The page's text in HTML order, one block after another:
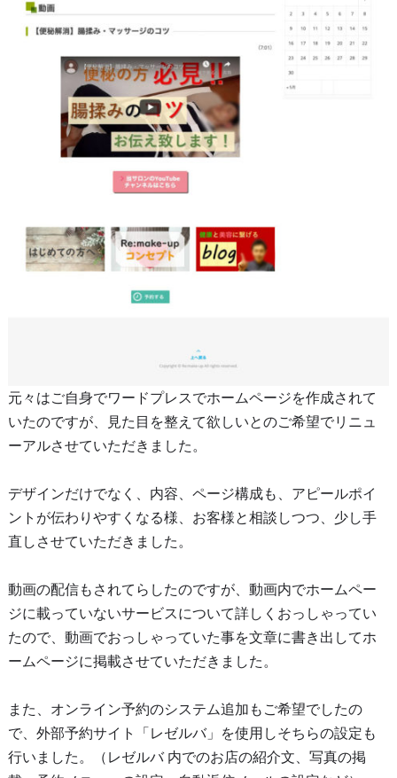
元々はご自身でワードプレスでホームページを作成されて
いたのですが、見た目を整えて欲しいとのご希望でリニュ
ーアルさせていただきました。
デザインだけでなく、内容、ページ構成も、アピールポイ
ントが伝わりやすくなる様、お客様と相談しつつ、少し手
直しさせていただきました。
動画の配信もされてらしたのですが、動画内でホームペー
ジに載っていないサービスについて詳しくおっしゃってい
たので、動画でおっしゃっていた事を文章に書き出してホ
ームページに掲載させていただきました。
また、オンライン予約のシステム追加もご希望でしたの
で、外部予約サイト「レゼルバ」を使用しそちらの設定も
行いました。（レゼルバ 内でのお店の紹介文、写真の掲